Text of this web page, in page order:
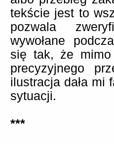
tekście jest to
pozwala
wywołane
się tak, że
precyzyjnego
ilustracja dała mi
sytuacji.
***